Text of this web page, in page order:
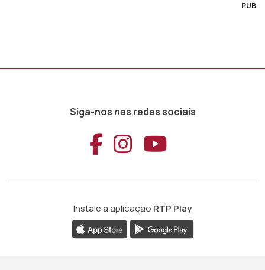
PUB
Siga-nos nas redes sociais
Aceder ao
Aceder ao
Aceder
Instale a aplicação RTP Play